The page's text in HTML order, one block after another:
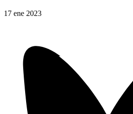
17 ene 2023